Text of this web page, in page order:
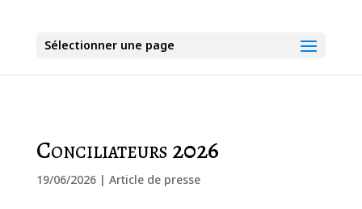
Sélectionner une page
Conciliateurs 2026
19/06/2026| Article de presse